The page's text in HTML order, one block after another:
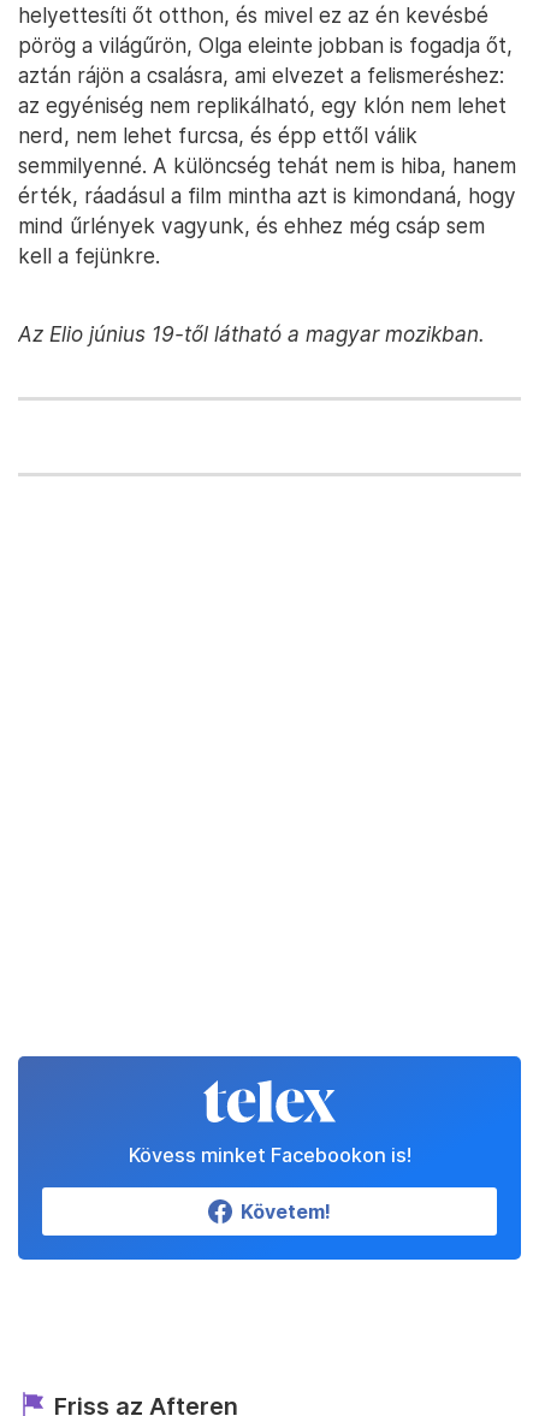
helyettesíti őt otthon, és mivel ez az én kevésbé
pörög a világűrön, Olga eleinte jobban is fogadja őt,
aztán rájön a csalásra, ami elvezet a felismeréshez:
az egyéniség nem replikálható, egy klón nem lehet
nerd, nem lehet furcsa, és épp ettől válik
semmilyenné. A különcség tehát nem is hiba, hanem
érték, ráadásul a film mintha azt is kimondaná, hogy
mind űrlények vagyunk, és ehhez még csáp sem
kell a fejünkre.
Az Elio június 19-től látható a magyar mozikban.
Kövess minket Facebookon is!
Követem!
Friss az Afteren